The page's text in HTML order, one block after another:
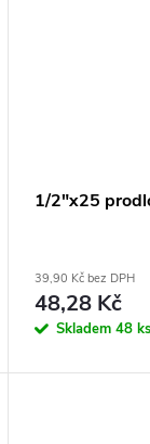
1/2"x25
39,90 Kč bez DPH
48,28 Kč
Skladem 48 ks